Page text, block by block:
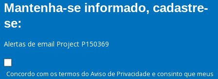
Mantenha-se informado, cadastre-
se:
Alertas de email Project P150369
Concordo com os termos do Aviso de Privacidade e consinto que meus